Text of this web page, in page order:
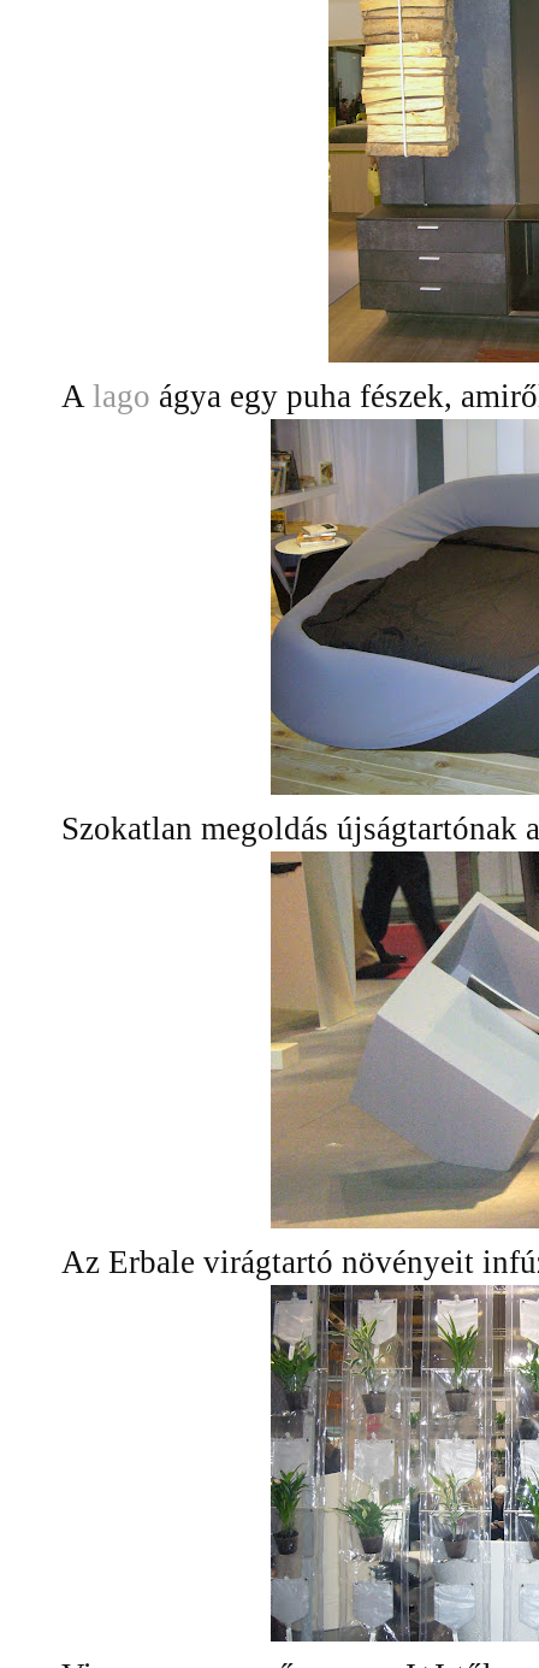
A lago ágya egy puha fészek,
Szokatlan megoldás újságtartónak
Az Erbale virágtartó növényeit